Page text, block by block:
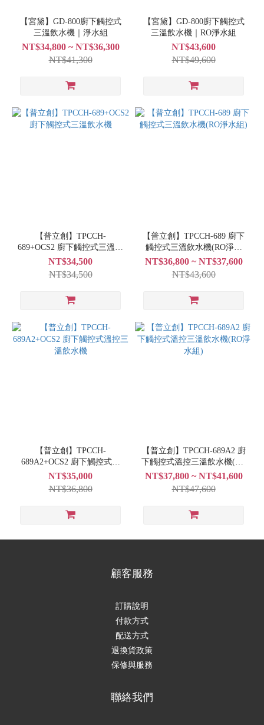
【宮黛】GD-800廚下觸控式
三溫飲水機｜淨水組
NT$34,800 ~ NT$36,300
NT$41,300
【宮黛】GD-800廚下觸控式
三溫飲水機｜RO淨水組
NT$43,600
NT$49,600
【普立創】TPCCH-
689+OCS2 廚下觸控式三溫飲
水機
NT$34,500
NT$34,500
【普立創】TPCCH-689 廚下
觸控式三溫飲水機(RO淨水
組)
NT$36,800 ~ NT$37,600
NT$43,600
【普立創】TPCCH-
689A2+OCS2 廚下觸控式溫
控三溫飲水機
NT$35,000
NT$36,800
【普立創】TPCCH-689A2 廚
下觸控式溫控三溫飲水機(RO
淨水組)
NT$37,800 ~ NT$41,600
NT$47,600
顧客服務
訂購說明
付款方式
配送方式
退換貨政策
保修與服務
聯絡我們